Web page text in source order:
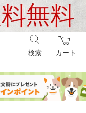
カート
検索